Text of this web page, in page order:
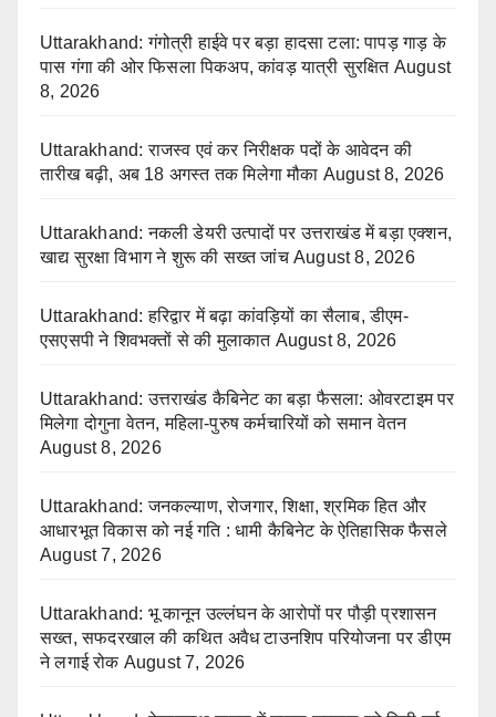
Uttarakhand: गंगोत्री हाईवे पर बड़ा हादसा टला: पापड़ गाड़ के
पास गंगा की ओर फिसला पिकअप, कांवड़ यात्री सुरक्षित August
8, 2026
Uttarakhand: राजस्व एवं कर निरीक्षक पदों के आवेदन की
तारीख बढ़ी, अब 18 अगस्त तक मिलेगा मौका August 8, 2026
Uttarakhand: नकली डेयरी उत्पादों पर उत्तराखंड में बड़ा एक्शन,
खाद्य सुरक्षा विभाग ने शुरू की सख्त जांच August 8, 2026
Uttarakhand: हरिद्वार में बढ़ा कांवड़ियों का सैलाब, डीएम-
एसएसपी ने शिवभक्तों से की मुलाकात August 8, 2026
Uttarakhand: उत्तराखंड कैबिनेट का बड़ा फैसला: ओवरटाइम पर
मिलेगा दोगुना वेतन, महिला-पुरुष कर्मचारियों को समान वेतन
August 8, 2026
Uttarakhand: जनकल्याण, रोजगार, शिक्षा, श्रमिक हित और
आधारभूत विकास को नई गति : धामी कैबिनेट के ऐतिहासिक फैसले
August 7, 2026
Uttarakhand: भू कानून उल्लंघन के आरोपों पर पौड़ी प्रशासन
सख्त, सफदरखाल की कथित अवैध टाउनशिप परियोजना पर डीएम
ने लगाई रोक August 7, 2026